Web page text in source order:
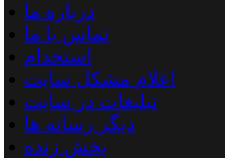
درباره ما
تماس با ما
استخدام
اعلام مشکل سایت
تبلیغات در سایت
دیگر رسانه ها
پخش زنده